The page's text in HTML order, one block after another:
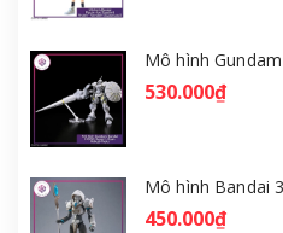
530.000₫
450.000₫